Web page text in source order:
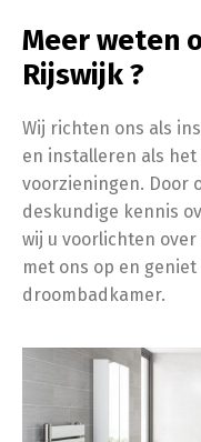
Meer weten
Rijswijk ?
Wij richten ons als
en installeren als
voorzieningen. Door
deskundige kennis
wij u voorlichten
met ons op en
droombadkamer.